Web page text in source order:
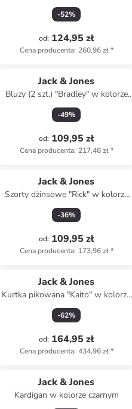
-52%
od: 124,95 zł
Cena producenta: 260,96 zł*
Jack & Jones
Bluzy (2 szt.) "Bradley" w kolorze
błękitno-szarym
-49%
od: 109,95 zł
Cena producenta: 217,46 zł*
Jack & Jones
Szorty dżinsowe "Rick" w kolorze
czarnym
-36%
od: 109,95 zł
Cena producenta: 173,96 zł*
Jack & Jones
Kurtka pikowana "Kaito" w kolorze
czarnym
-62%
od: 164,95 zł
Cena producenta: 434,96 zł*
Jack & Jones
Kardigan w kolorze czarnym